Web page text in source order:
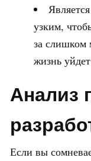
узким,
за слишком
жизнь
Анализ
Если вы